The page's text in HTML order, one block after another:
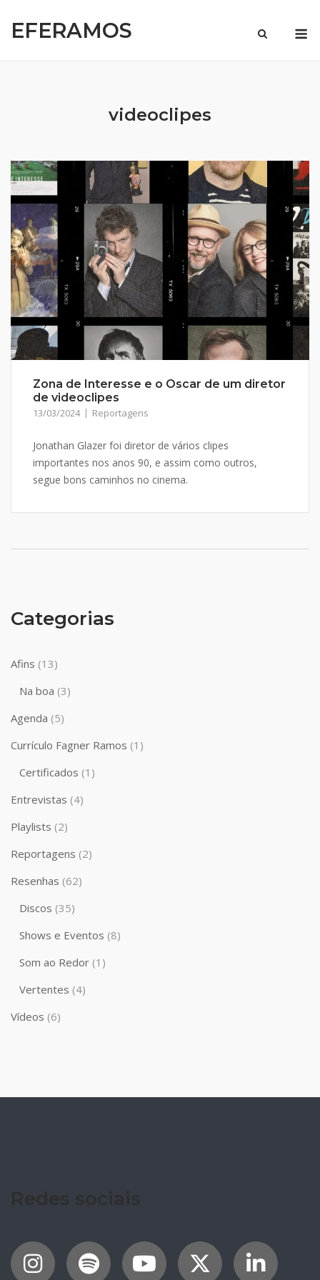
EFERAMOS
videoclipes
Zona de Interesse e o Oscar de um diretor
de videoclipes
13/03/2024 Reportagens
Jonathan Glazer foi diretor de vários clipes
importantes nos anos 90, e assim como outros,
segue bons caminhos no cinema.
Categorias
Afins (13)
Na boa (3)
Agenda (5)
Currículo Fagner Ramos (1)
Certificados (1)
Entrevistas (4)
Playlists (2)
Reportagens (2)
Resenhas (62)
Discos (35)
Shows e Eventos (8)
Som ao Redor (1)
Vertentes (4)
Vídeos (6)